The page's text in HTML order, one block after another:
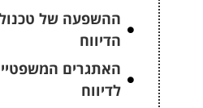
ההשפעה של
הדיווח
האתגרים
לדיווח